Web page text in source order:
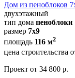
Дом из пеноблоков
двухэтажный
тип дома пеноблоки
размер 7х9
площадь 116 м2
цена строительства
Проект от 34 800 р.